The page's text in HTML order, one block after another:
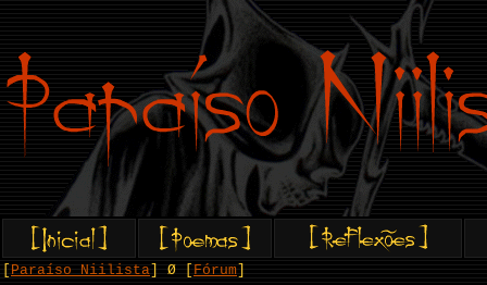
Paraíso Niilista ] Ø [ Fórum